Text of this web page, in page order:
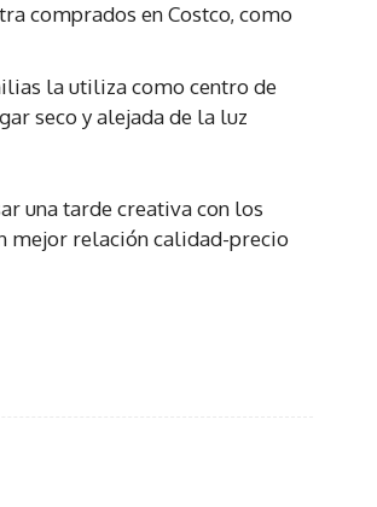
comprados en Costco, como
la utiliza como centro de
seco y alejada de la luz
una tarde creativa con los
mejor relación calidad-precio